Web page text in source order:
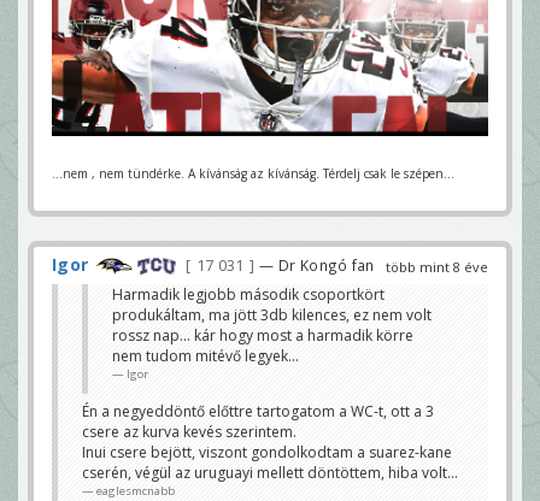
...nem , nem tündérke. A kívánság az kívánság. Térdelj csak le szépen...
több mint 8 éve
Igor 17 031 — Dr Kongó fan
Harmadik legjobb második csoportkört
produkáltam, ma jött 3db kilences, ez nem volt
rossz nap... kár hogy most a harmadik körre
nem tudom mitévő legyek...
Igor
Én a negyeddöntő előttre tartogatom a WC-t, ott a 3
csere az kurva kevés szerintem.
Inui csere bejött, viszont gondolkodtam a suarez-kane
cserén, végül az uruguayi mellett döntöttem, hiba volt...
eaglesmcnabb